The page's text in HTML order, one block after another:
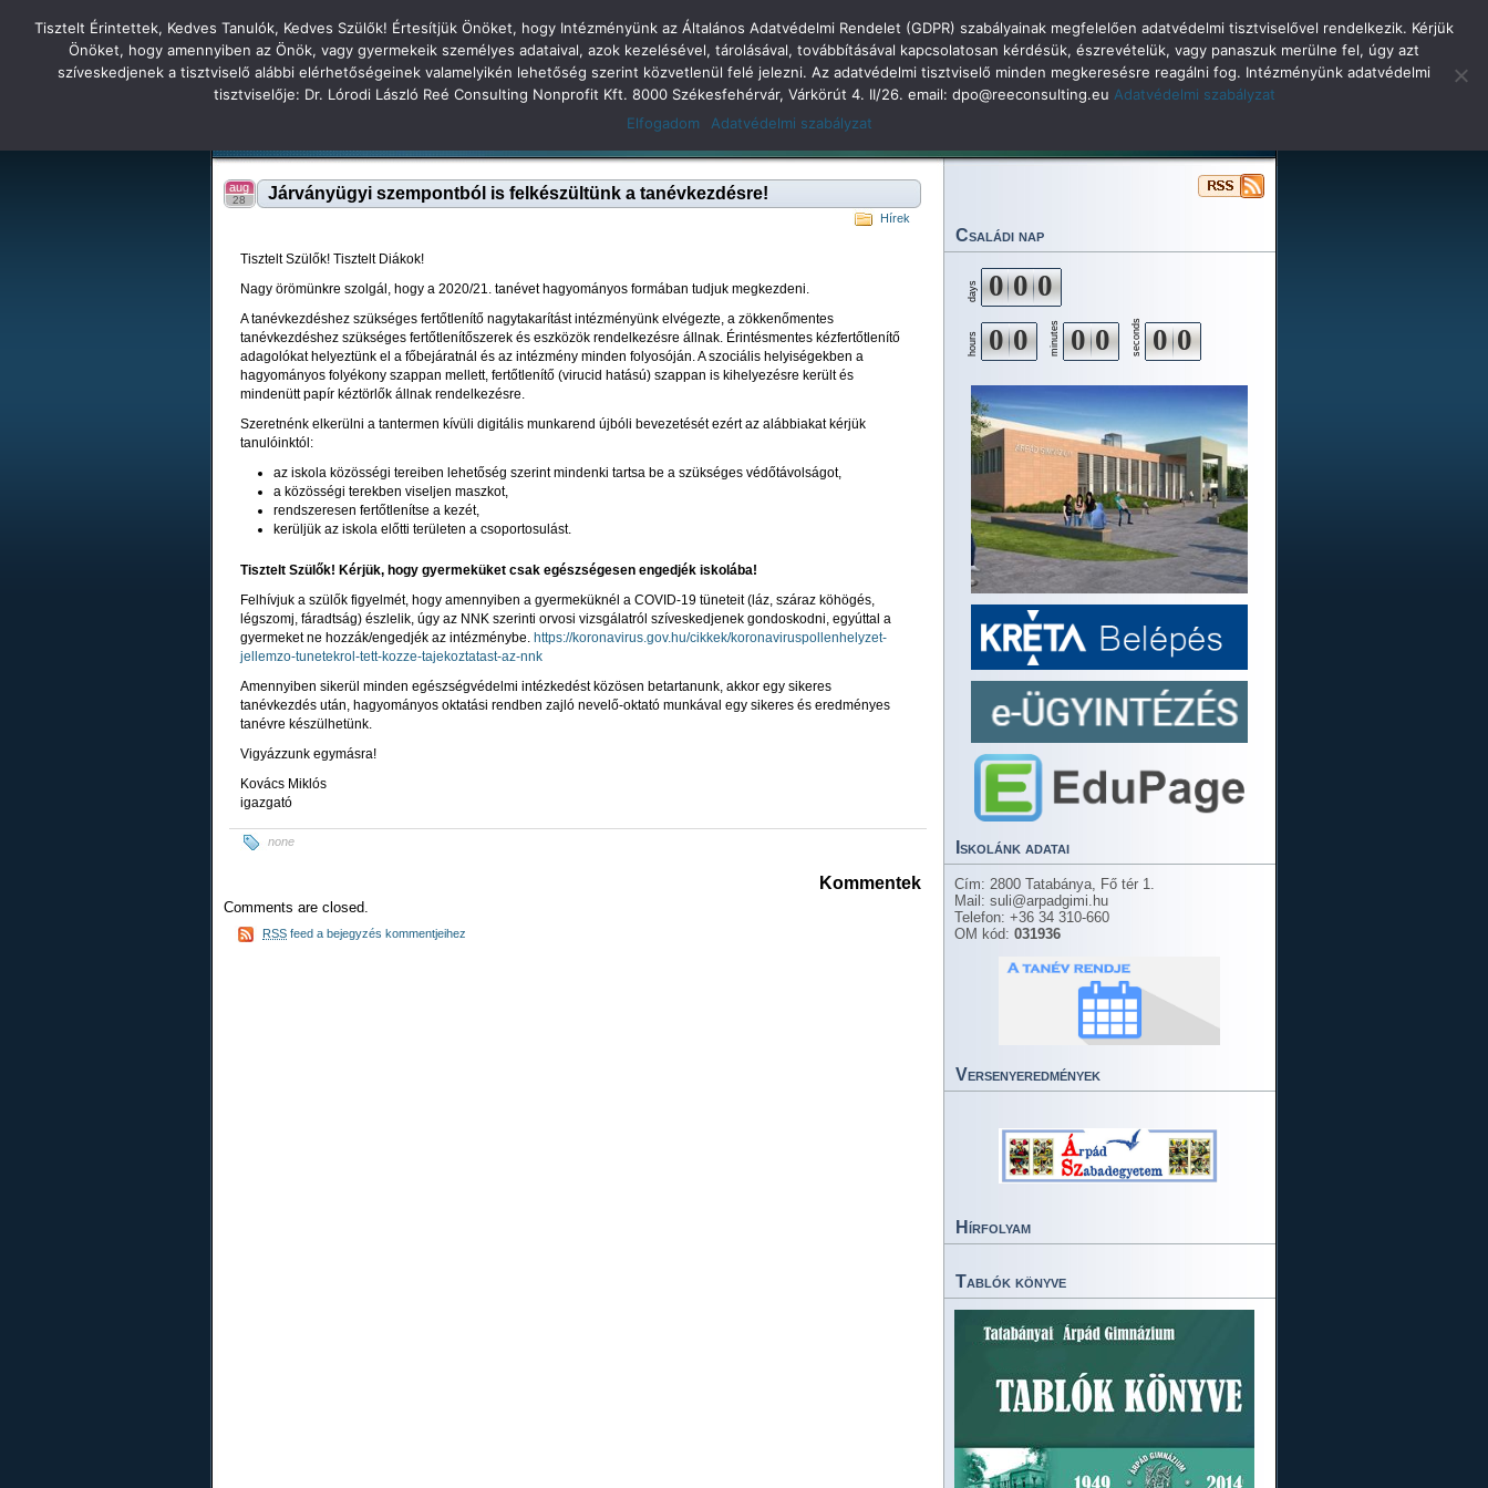
Főoldal Hírek Tudás Állandóság Gondolkodás
Tatabányai Árpád Gimnázium 2
Járványügyi szempontból is felkészültünk a tanévkezdésre!
aug
28
Hírek
Tisztelt Szülők! Tisztelt Diákok!
Nagy örömünkre szolgál, hogy a 2020/21. tanévet hagyományos formában tudjuk megkezdeni.
A tanévkezdéshez szükséges fertőtlenítő nagytakarítást intézményünk elvégezte, a zökkenőmentes
tanévkezdéshez szükséges fertőtlenítőszerek és eszközök rendelkezésre állnak. Érintésmentes kézfertőtlenítő
adagolókat helyeztünk el a főbejáratnál és az intézmény minden folyosóján. A szociális helyiségekben a
hagyományos folyékony szappan mellett, fertőtlenítő (virucid hatású) szappan is kihelyezésre került és
mindenütt papír kéztörlők állnak rendelkezésre.
Szeretnénk elkerülni a tantermen kívüli digitális munkarend újbóli bevezetését ezért az alábbiakat kérjük
tanulóinktól:
az iskola közösségi tereiben lehetőség szerint mindenki tartsa be a szükséges védőtávolságot,
a közösségi terekben viseljen maszkot,
rendszeresen fertőtlenítse a kezét,
kerüljük az iskola előtti területen a csoportosulást.
Tisztelt Szülők! Kérjük, hogy gyermeküket csak egészségesen engedjék iskolába!
Felhívjuk a szülők figyelmét, hogy amennyiben a gyermeküknél a COVID-19 tüneteit (láz, száraz köhögés,
légszomj, fáradtság) észlelik, úgy az NNK szerinti orvosi vizsgálatról szíveskedjenek gondoskodni, egyúttal a
gyermeket ne hozzák/engedjék az intézménybe. https://koronavirus.gov.hu/cikkek/koronaviruspollenhelyzet-
jellemzo-tunetekrol-tett-kozze-tajekoztatast-az-nnk
Amennyiben sikerül minden egészségvédelmi intézkedést közösen betartanunk, akkor egy sikeres
tanévkezdés után, hagyományos oktatási rendben zajló nevelő-oktató munkával egy sikeres és eredményes
tanévre készülhetünk.
Vigyázzunk egymásra!
Kovács Miklós
igazgató
none
Kommentek
Comments are closed.
RSS feed a bejegyzés kommentjeihez
Tatabányai Árpád Gimnázium 2
Családi nap
days 0 0 0
hours 0 0 minutes 0 0 seconds 0 0
Iskolánk adatai
Cím: 2800 Tatabánya, Fő tér 1.
Mail: suli@arpadgimi.hu
Telefon: +36 34 310-660
OM kód: 031936
Versenyeredmények
Hírfolyam
Tablók könyve
Tisztelt Érintettek, Kedves Tanulók, Kedves Szülők! Értesítjük Önöket, hogy Intézményünk az Általános Adatvédelmi Rendelet (GDPR) szabályainak megfelelően adatvédelmi tisztviselővel rendelkezik. Kérjük
Önöket, hogy amennyiben az Önök, vagy gyermekeik személyes adataival, azok kezelésével, tárolásával, továbbításával kapcsolatosan kérdésük, észrevételük, vagy panaszuk merülne fel, úgy azt
szíveskedjenek a tisztviselő alábbi elérhetőségeinek valamelyikén lehetőség szerint közvetlenül felé jelezni. Az adatvédelmi tisztviselő minden megkeresésre reagálni fog. Intézményünk adatvédelmi
tisztviselője: Dr. Lórodi László Reé Consulting Nonprofit Kft. 8000 Székesfehérvár, Várkörút 4. II/26. email: dpo@reeconsulting.eu Adatvédelmi szabályzat
Elfogadom
Adatvédelmi szabályzat